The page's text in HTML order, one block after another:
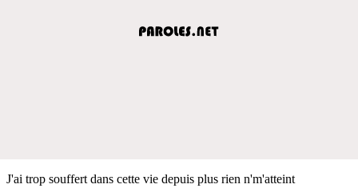
J'ai trop souffert dans cette vie depuis plus rien n'm'atteint